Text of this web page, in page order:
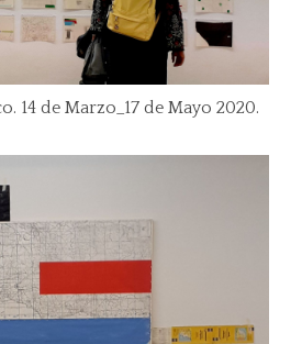
14 de Marzo_17 de Mayo 2020.